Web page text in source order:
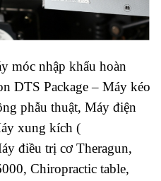
móc nhập khẩu hoàn
DTS Package – Máy kéo
phẫu thuật, Máy điện
xung kích (
điều trị cơ Theragun,
Chiropractic table,